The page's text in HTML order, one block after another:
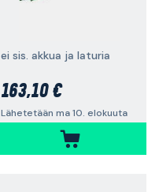
ei sis. akkua ja laturia
163,10 €
Lähetetään ma 10. elokuuta